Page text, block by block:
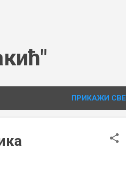
ПРИКАЖИ СВЕ